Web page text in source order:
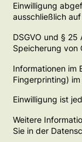
Einwilligung
ausschließlich
DSGVO und § 25
Speicherung von
Informationen im
Fingerprinting)
Einwilligung ist
Weitere
Sie in der